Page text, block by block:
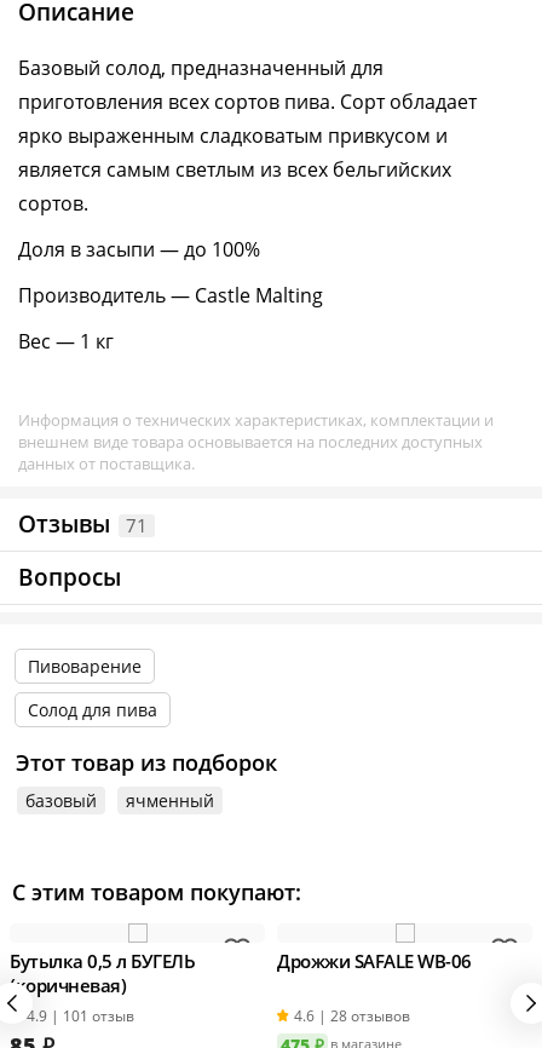
Описание
Базовый солод, предназначенный для
приготовления всех сортов пива. Сорт обладает
ярко выраженным сладковатым привкусом и
является самым светлым из всех бельгийских
сортов.
Доля в засыпи — до 100%
Производитель — Castle Malting
Вес — 1 кг
Информация о технических характеристиках, комплектации и
внешнем виде товара основывается на последних доступных
данных от поставщика.
Отзывы 71
Вопросы
Пивоварение
Солод для пива
Этот товар из подборок
базовый ячменный
С этим товаром покупают:
Бутылка 0,5 л БУГЕЛЬ
(коричневая)
4.9 | 101 отзыв
Дрожжи SAFALE WB-06
4.6 | 28 отзывов
в магазине